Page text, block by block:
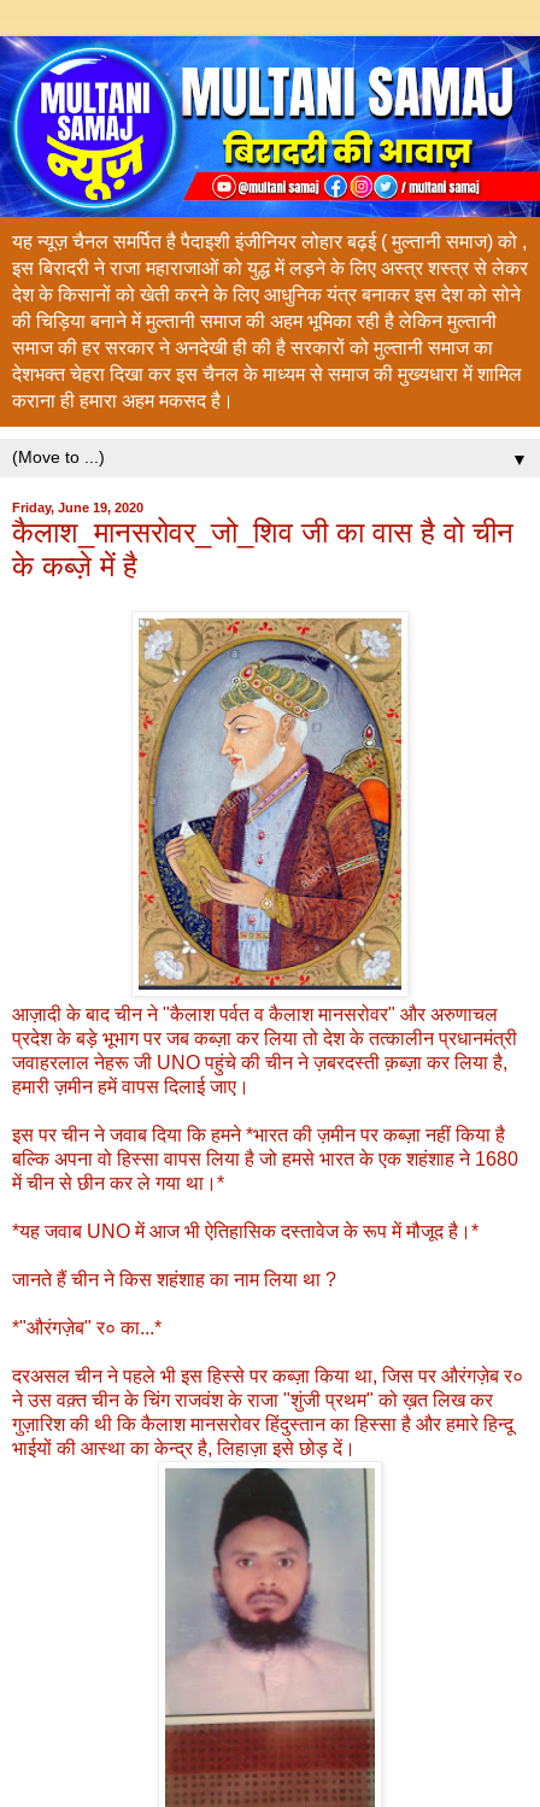
यह न्यूज़ चैनल समर्पित है पैदाइशी इंजीनियर लोहार बढ़ई ( मुल्तानी समाज) को ,
इस बिरादरी ने राजा महाराजाओं को युद्ध में लड़ने के लिए अस्त्र शस्त्र से लेकर
देश के किसानों को खेती करने के लिए आधुनिक यंत्र बनाकर इस देश को सोने
की चिड़िया बनाने में मुल्तानी समाज की अहम भूमिका रही है लेकिन मुल्तानी
समाज की हर सरकार ने अनदेखी ही की है सरकारों को मुल्तानी समाज का
देशभक्त चेहरा दिखा कर इस चैनल के माध्यम से समाज की मुख्यधारा में शामिल
कराना ही हमारा अहम मकसद है।
▼
Friday, June 19, 2020
कैलाश_मानसरोवर_जो_शिव जी का वास है वो चीन
के कब्ज़े में है
आज़ादी के बाद चीन ने "कैलाश पर्वत व कैलाश मानसरोवर" और अरुणाचल
प्रदेश के बड़े भूभाग पर जब कब्ज़ा कर लिया तो देश के तत्कालीन प्रधानमंत्री
जवाहरलाल नेहरू जी UNO पहुंचे की चीन ने ज़बरदस्ती क़ब्ज़ा कर लिया है,
हमारी ज़मीन हमें वापस दिलाई जाए।
इस पर चीन ने जवाब दिया कि हमने *भारत की ज़मीन पर कब्ज़ा नहीं किया है
बल्कि अपना वो हिस्सा वापस लिया है जो हमसे भारत के एक शहंशाह ने 1680
में चीन से छीन कर ले गया था।*
*यह जवाब UNO में आज भी ऐतिहासिक दस्तावेज के रूप में मौजूद है।*
जानते हैं चीन ने किस शहंशाह का नाम लिया था ?
*"औरंगज़ेब" र० का...*
दरअसल चीन ने पहले भी इस हिस्से पर कब्ज़ा किया था, जिस पर औरंगज़ेब र०
ने उस वक़्त चीन के चिंग राजवंश के राजा "शुंजी प्रथम" को ख़त लिख कर
गुज़ारिश की थी कि कैलाश मानसरोवर हिंदुस्तान का हिस्सा है और हमारे हिन्दू
भाईयों की आस्था का केन्द्र है, लिहाज़ा इसे छोड़ दें।